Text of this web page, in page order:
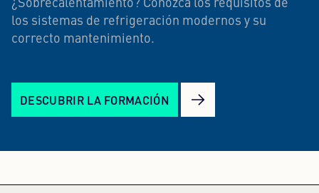
¿Sobrecalentamiento? Conozca los requisitos de
los sistemas de refrigeración modernos y su
correcto mantenimiento.
DESCUBRIR LA FORMACIÓN